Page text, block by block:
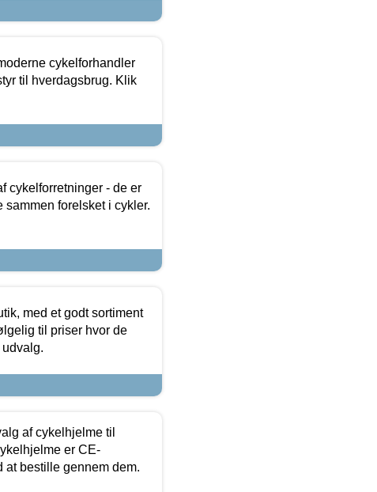
cykelforhandler
til hverdagsbrug. Klik
cykelforretninger - de er
forelsket i cykler.
med et godt sortiment
til priser hvor de
af cykelhjelme til
er CE-
bestille gennem dem.